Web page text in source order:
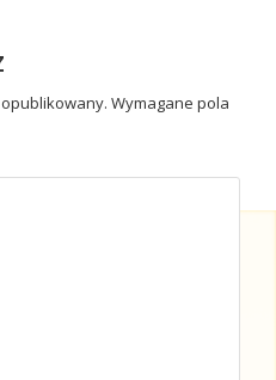
Wymagane pola